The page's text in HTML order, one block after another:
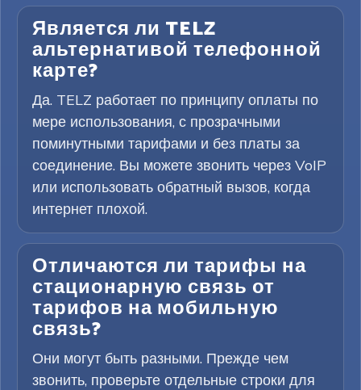
Является ли TELZ
альтернативой телефонной
карте?
Да. TELZ работает по принципу оплаты по
мере использования, с прозрачными
поминутными тарифами и без платы за
соединение. Вы можете звонить через VoIP
или использовать обратный вызов, когда
интернет плохой.
Отличаются ли тарифы на
стационарную связь от
тарифов на мобильную
связь?
Они могут быть разными. Прежде чем
звонить, проверьте отдельные строки для